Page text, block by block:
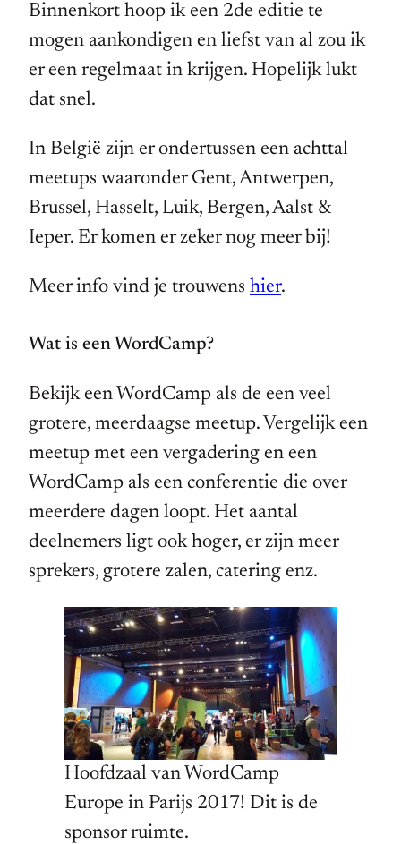
Binnenkort hoop ik een 2de editie te
mogen aankondigen en liefst van al zou ik
er een regelmaat in krijgen. Hopelijk lukt
dat snel.
In België zijn er ondertussen een achttal
meetups waaronder Gent, Antwerpen,
Brussel, Hasselt, Luik, Bergen, Aalst &
Ieper. Er komen er zeker nog meer bij!
Meer info vind je trouwens hier.
Wat is een WordCamp?
Bekijk een WordCamp als de een veel
grotere, meerdaagse meetup. Vergelijk een
meetup met een vergadering en een
WordCamp als een conferentie die over
meerdere dagen loopt. Het aantal
deelnemers ligt ook hoger, er zijn meer
sprekers, grotere zalen, catering enz.
Hoofdzaal van WordCamp
Europe in Parijs 2017! Dit is de
sponsor ruimte.